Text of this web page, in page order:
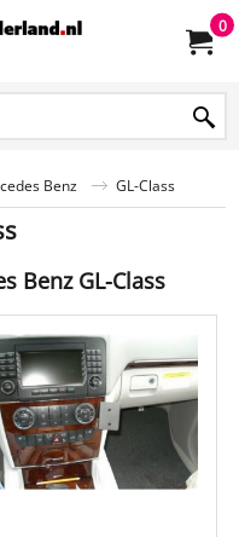
0
Benz GL-Class
Benz GL-Class